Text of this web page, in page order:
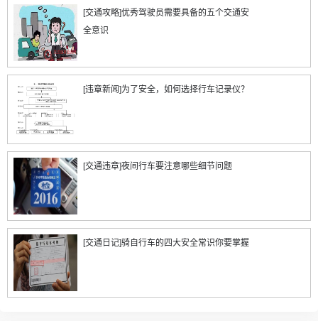
[交通攻略]优秀驾驶员需要具备的五个交通安
全意识
[违章新闻]为了安全，如何选择行车记录仪？
[交通违章]夜间行车要注意哪些细节问题
[交通日记]骑自行车的四大安全常识你要掌握